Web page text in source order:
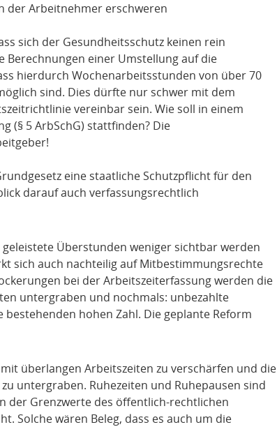
der Arbeitnehmer erschweren
sich der Gesundheitsschutz keinen rein
einer Umstellung auf die
hierdurch Wochenarbeitsstunden von über 70
sind. Dies dürfte nur schwer mit dem
vereinbar sein. Wie soll in einem
(§ 5 ArbSchG) stattfinden? Die
eine staatliche Schutzpflicht für den
darauf auch verfassungsrechtlich
Überstunden weniger sichtbar werden
sich auch nachteilig auf Mitbestimmungsrechte
bei der Arbeitszeiterfassung werden die
untergraben und nochmals: unbezahlte
hohen Zahl. Die geplante Reform
überlangen Arbeitszeiten zu verschärfen und die
untergraben. Ruhezeiten und Ruhepausen sind
der Grenzwerte des öffentlich-rechtlichen
Solche wären Beleg, dass es auch um die